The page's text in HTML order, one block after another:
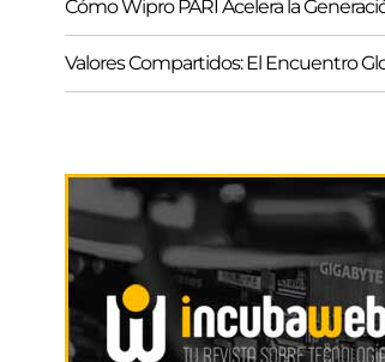
Cómo Wipro PARI Acelera la
Valores Compartidos: El Encuentro